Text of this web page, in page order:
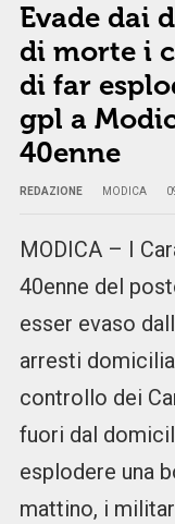
Evade dai
di morte i
di far
gpl a
40enne
REDAZIONE MODICA
MODICA – I
40enne del
esser evaso
arresti
controllo dei
fuori dal
esplodere una
mattino, i